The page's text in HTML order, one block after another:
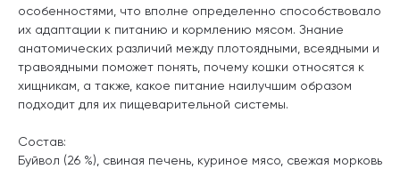
особенностями, что вполне определенно способствовало
их адаптации к питанию и кормлению мясом. Знание
анатомических различий между плотоядными, всеядными и
травоядными поможет понять, почему кошки относятся к
хищникам, а также, какое питание наилучшим образом
подходит для их пищеварительной системы.
Состав:
Буйвол (26 %), свиная печень, куриное мясо, свежая морковь